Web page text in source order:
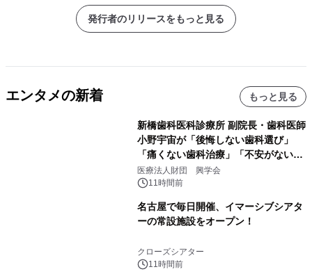
発行者のリリースをもっと見る
エンタメの新着 もっと見る
新橋歯科医科診療所 副院長・歯科医師
小野宇宙が「後悔しない歯科選び」
「痛くない歯科治療」「不安がない治
療計画」をテーマに専門監修
医療法人財団 興学会
11時間前
名古屋で毎日開催、イマーシブシアタ
ーの常設施設をオープン！
クローズシアター
11時間前